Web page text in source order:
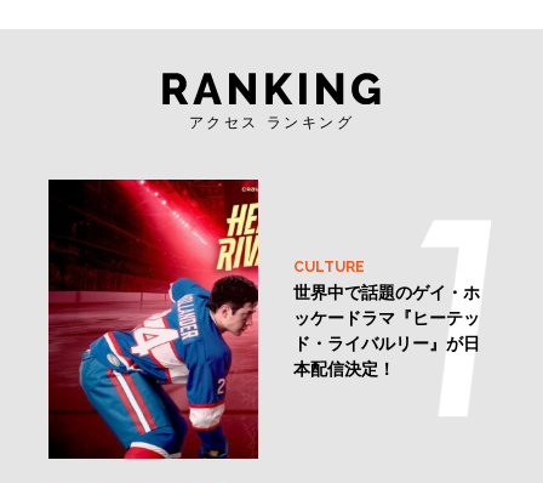
アクセス ランキング
CULTURE
世界中で話題のゲイ・ホ
ッケードラマ『ヒーテッ
ド・ライバルリー』が日
本配信決定！